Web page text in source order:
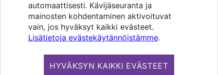
automaattisesti. Kävijäseuranta ja
mainosten kohdentaminen aktivoituvat
vain, jos hyväksyt kaikki evästeet.
Lisätietoja evästekäytännöistämme.
HYVÄKSYN KAIKKI EVÄSTEET
Pääkaupunkiseudun evankelis-
luterilaisten seurakuntien media.